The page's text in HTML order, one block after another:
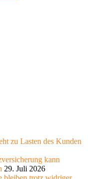
zu Lasten des Kunden
kann
29. Juli 2026